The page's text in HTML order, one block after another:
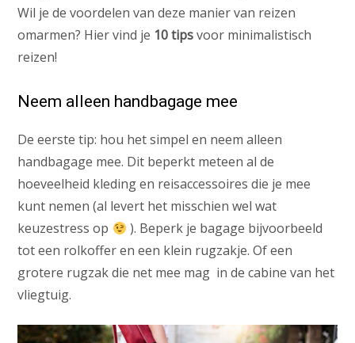
Wil je de voordelen van deze manier van reizen
omarmen? Hier vind je 10 tipsvoor minimalistisch
reizen!
Neem alleen handbagage mee
De eerste tip: hou het simpel en neem alleen
handbagage mee. Dit beperkt meteen al de
hoeveelheid kleding en reisaccessoires die je mee
kunt nemen (al levert het misschien wel wat
keuzestress op
). Beperk je bagage bijvoorbeeld
tot een rolkoffer en een klein rugzakje. Of een
grotere rugzak die net mee mag in de cabine van het
vliegtuig.